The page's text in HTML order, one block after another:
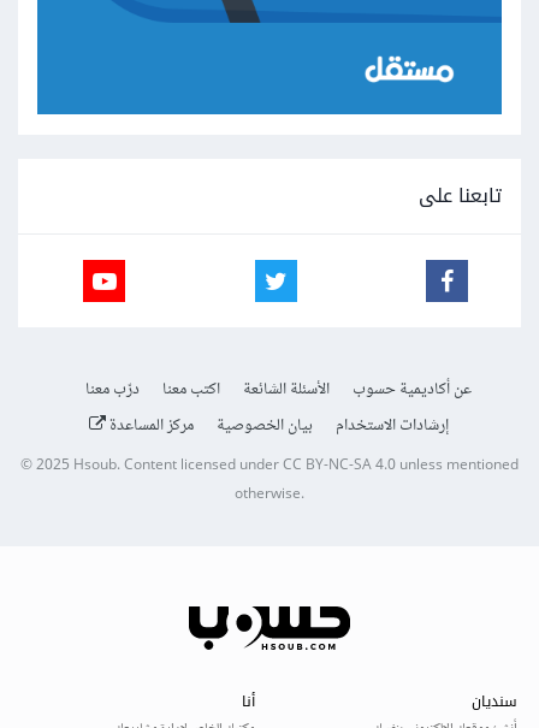
تابعنا على
عن أكاديمية حسوب الأسئلة الشائعة اكتب معنا
درّب معنا
إرشادات الاستخدام
بيان الخصوصية مركز المساعدة
© 2025Hsoub.Content licensed underCC BY-NC-SA 4.0unless mentioned
otherwise.